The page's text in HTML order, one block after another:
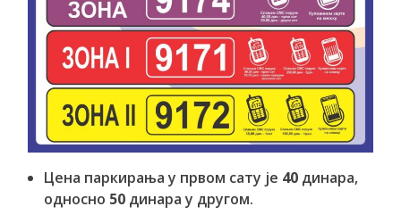
Цена паркирања у првом сату је 40 динара,
односно 50 динара у другом.